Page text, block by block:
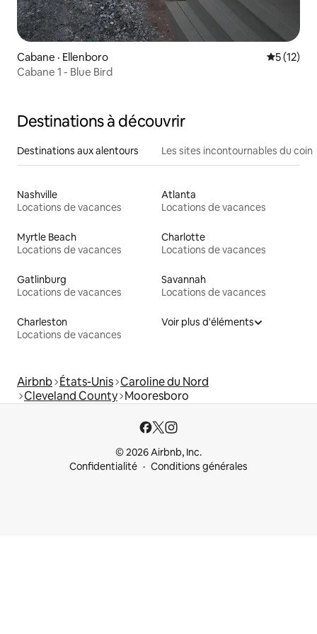
Cabane · Ellenboro Note
5 (12)
Cabane 1 - Blue Bird
Destinations à découvrir
Destinations aux alentours Les sites incontournables du coin
Nashville
Locations de vacances
Atlanta
Locations de vacances
Myrtle Beach
Locations de vacances
Charlotte
Locations de vacances
Gatlinburg
Locations de vacances
Savannah
Locations de vacances
Charleston
Locations de vacances
Voir plus d'éléments
Airbnb États-Unis Caroline du Nord
Cleveland County Mooresboro
© 2026 Airbnb, Inc.
Confidentialité
Conditions générales